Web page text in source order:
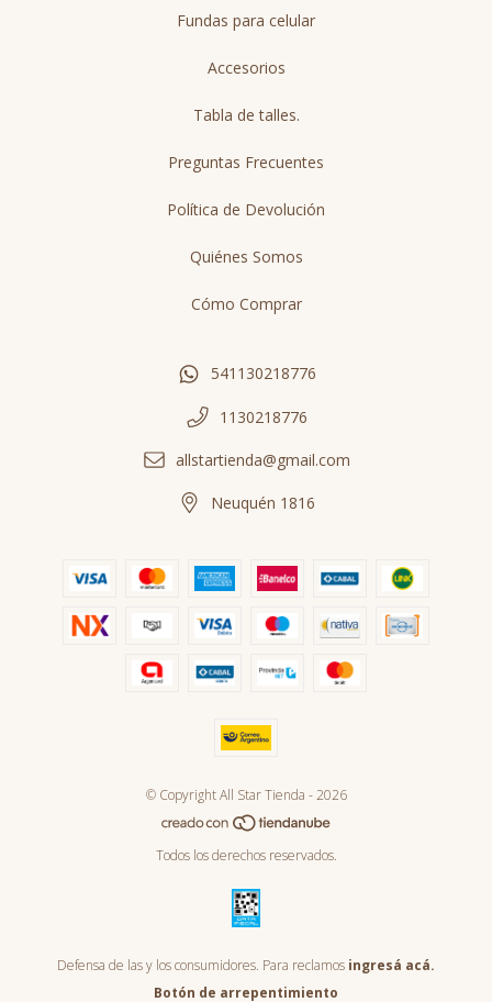
Fundas para celular
Accesorios
Tabla de talles.
Preguntas Frecuentes
Política de Devolución
Quiénes Somos
Cómo Comprar
541130218776
1130218776
allstartienda@gmail.com
Neuquén 1816
© Copyright All Star Tienda - 2026
Todos los derechos reservados.
Defensa de las y los consumidores. Para reclamos ingresá acá.
Botón de arrepentimiento